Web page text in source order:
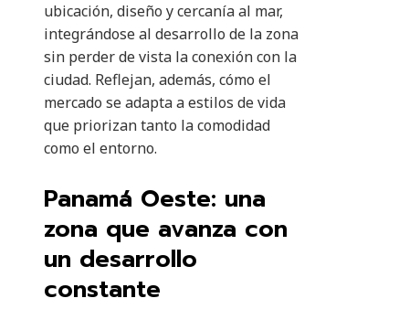
ubicación, diseño y cercanía al mar,
integrándose al desarrollo de la zona
sin perder de vista la conexión con la
ciudad. Reflejan, además, cómo el
mercado se adapta a estilos de vida
que priorizan tanto la comodidad
como el entorno.
Panamá Oeste: una
zona que avanza con
un desarrollo
constante